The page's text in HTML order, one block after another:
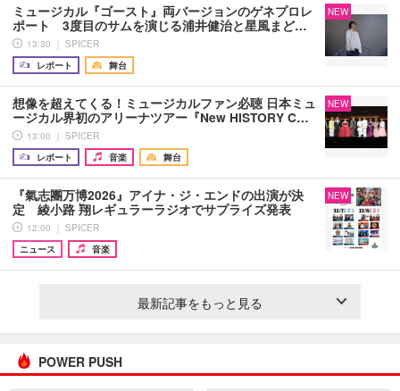
ミュージカル『ゴースト』両バージョンのゲネプロレ
ポート 3度目のサムを演じる浦井健治と星風まど…
13:30 ｜ SPICER
レポート
舞台
NEW
想像を超えてくる！ミュージカルファン必聴 日本ミュ
ージカル界初のアリーナツアー『New HISTORY C…
13:00 ｜ SPICER
レポート
音楽 舞台
NEW
『氣志團万博2026』アイナ・ジ・エンドの出演が決
定 綾小路 翔レギュラーラジオでサプライズ発表
12:00 ｜ SPICER
ニュース
音楽
NEW
最新記事をもっと見る
POWER PUSH